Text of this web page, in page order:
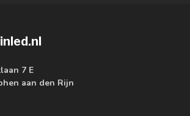
7 E
aan den Rijn